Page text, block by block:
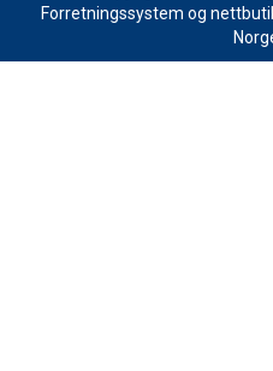
Forretningssystem og